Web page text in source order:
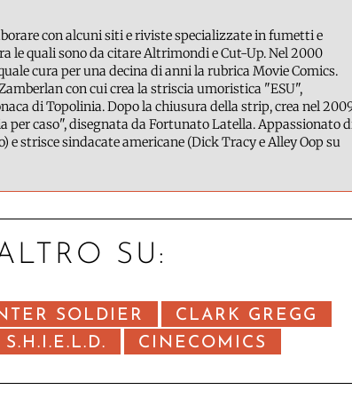
con alcuni siti e riviste specializzate in fumetti e
le quali sono da citare Altrimondi e Cut-Up. Nel 2000
cura per una decina di anni la rubrica Movie Comics.
con cui crea la striscia umoristica "ESU",
di Topolinia. Dopo la chiusura della strip, crea nel
per caso", disegnata da Fortunato Latella. Appassionato
strisce sindacate americane (Dick Tracy e Alley Oop su
SU:
SOLDIER
CLARK GREGG
CINECOMICS